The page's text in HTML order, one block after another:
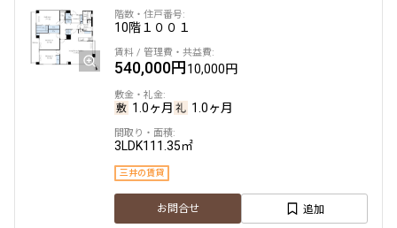
検索対象お部屋数
381件
お部屋を再検索
10階１００１
540,000円10,000円
1.0ヶ月 1.0ヶ月
3LDK111.35㎡
三井の賃貸
お問合せ 追加